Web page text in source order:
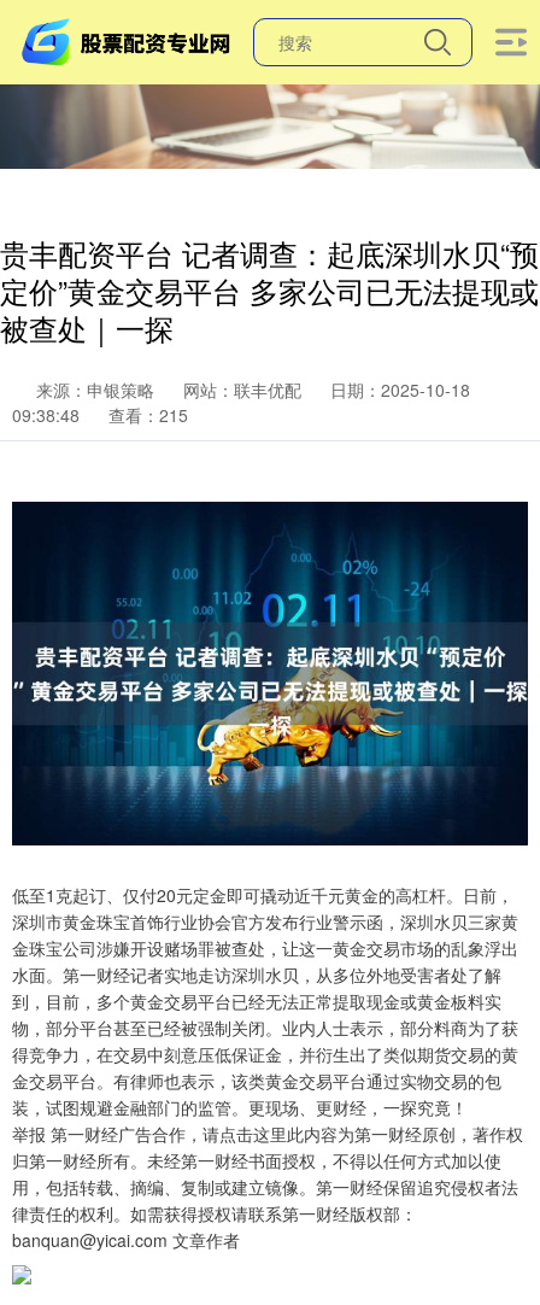
贵丰配资平台 记者调查：起底深圳水贝“预
定价”黄金交易平台 多家公司已无法提现或
被查处｜一探
来源：申银策略 网站：联丰优配
日期：2025-10-18
09:38:48
查看：215
低至1克起订、仅付20元定金即可撬动近千元黄金的高杠杆。日前，
深圳市黄金珠宝首饰行业协会官方发布行业警示函，深圳水贝三家黄
金珠宝公司涉嫌开设赌场罪被查处，让这一黄金交易市场的乱象浮出
水面。第一财经记者实地走访深圳水贝，从多位外地受害者处了解
到，目前，多个黄金交易平台已经无法正常提取现金或黄金板料实
物，部分平台甚至已经被强制关闭。业内人士表示，部分料商为了获
得竞争力，在交易中刻意压低保证金，并衍生出了类似期货交易的黄
金交易平台。有律师也表示，该类黄金交易平台通过实物交易的包
装，试图规避金融部门的监管。更现场、更财经，一探究竟！
举报 第一财经广告合作，请点击这里此内容为第一财经原创，著作权
归第一财经所有。未经第一财经书面授权，不得以任何方式加以使
用，包括转载、摘编、复制或建立镜像。第一财经保留追究侵权者法
律责任的权利。如需获得授权请联系第一财经版权部：
banquan@yicai.com 文章作者